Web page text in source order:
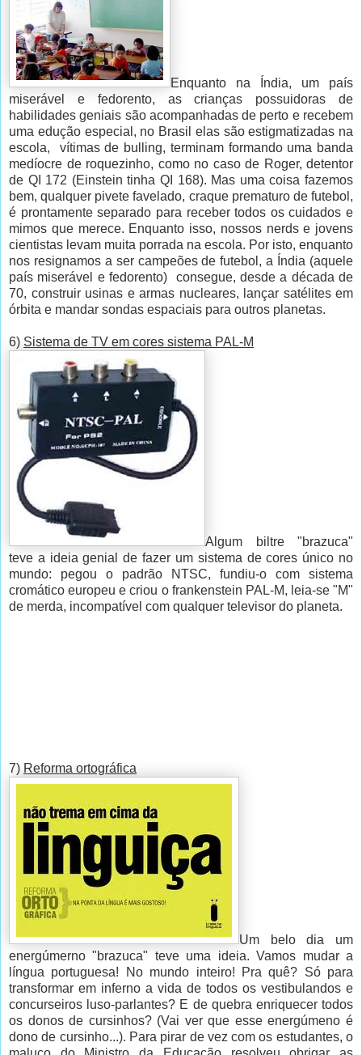
Enquanto na Índia, um país
miserável e fedorento, as crianças possuidoras de
habilidades geniais são acompanhadas de perto e recebem
uma edução especial, no Brasil elas são estigmatizadas na
escola, vítimas de bulling, terminam formando uma banda
medíocre de roquezinho, como no caso de Roger, detentor
de QI 172 (Einstein tinha QI 168). Mas uma coisa fazemos
bem, qualquer pivete favelado, craque prematuro de futebol,
é prontamente separado para receber todos os cuidados e
mimos que merece. Enquanto isso, nossos nerds e jovens
cientistas levam muita porrada na escola. Por isto, enquanto
nos resignamos a ser campeões de futebol, a Índia (aquele
país miserável e fedorento) consegue, desde a década de
70, construir usinas e armas nucleares, lançar satélites em
órbita e mandar sondas espaciais para outros planetas.
6) Sistema de TV em cores sistema PAL-M
Algum biltre "brazuca"
teve a ideia genial de fazer um sistema de cores único no
mundo: pegou o padrão NTSC, fundiu-o com sistema
cromático europeu e criou o frankenstein PAL-M, leia-se "M"
de merda, incompatível com qualquer televisor do planeta.
7) Reforma ortográfica
Um belo dia um
energúmerno "brazuca" teve uma ideia. Vamos mudar a
língua portuguesa! No mundo inteiro! Pra quê? Só para
transformar em inferno a vida de todos os vestibulandos e
concurseiros luso-parlantes? E de quebra enriquecer todos
os donos de cursinhos? (Vai ver que esse energúmeno é
dono de cursinho...). Para pirar de vez com os estudantes, o